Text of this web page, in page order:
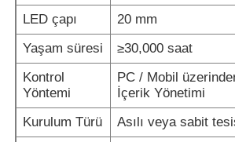
Tüm servis talepleri
Bir İndirim İste
LED örgü ekran
LED çapı
20 mm
Yaşam süresi
≥30,000 saat
Kontrol
Yöntemi
PC / Mobil
İçerik Yönetimi
Kurulum Türü
Asılı veya sabit